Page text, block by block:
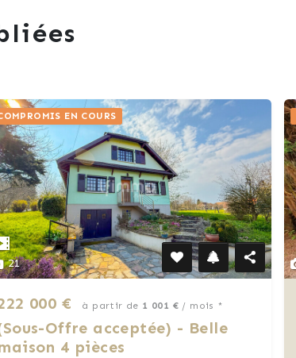
21
EN COURS
000 € à partir de 1 001 €/ mois *
Offre acceptée) - Belle
4 pièces